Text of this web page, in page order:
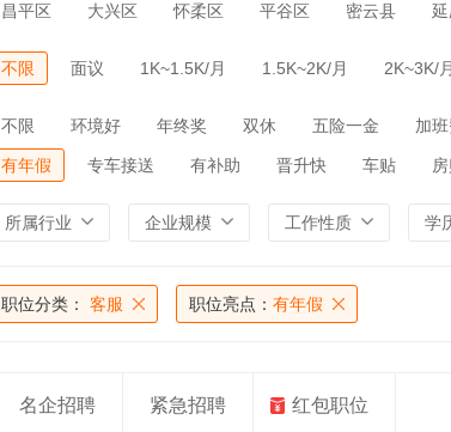
昌平区 大兴区 怀柔区 平谷区 密云县
不限 面议 1K~1.5K/月 1.5K~2K/月 2K~3K/月
不限 环境好 年终奖 双休 五险一金 加
有年假 专车接送 有补助 晋升快 车贴
所属行业 企业规模 工作性质 学
职位分类： 客服 职位亮点： 有年假
名企招聘 紧急招聘 红包职位